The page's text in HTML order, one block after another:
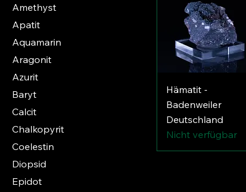
Amethyst
Apatit
Aquamarin
Aragonit
Azurit
Baryt
Calcit
Chalkopyrit
Coelestin
Diopsid
Epidot
Hämatit -
Badenweiler
Deutschland
Nicht verfügbar